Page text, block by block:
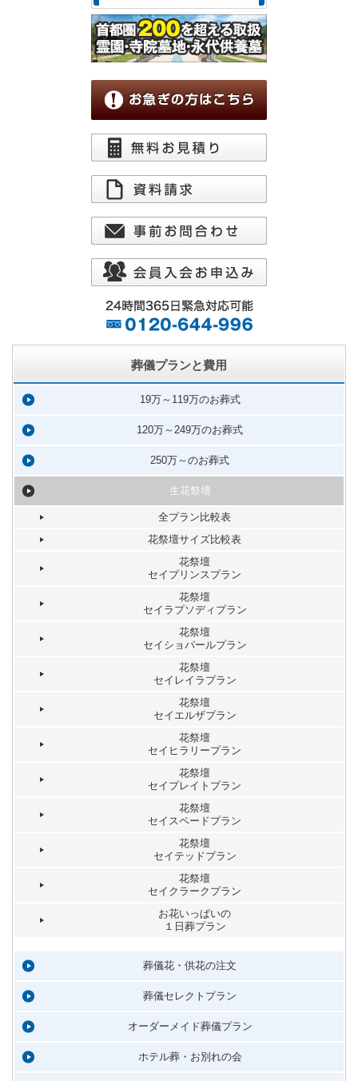
葬儀プランと費用
19万～119万のお葬式
120万～249万のお葬式
250万～のお葬式
生花祭壇
全プラン比較表
花祭壇サイズ比較表
花祭壇
セイプリンスプラン
花祭壇
セイラプソディプラン
花祭壇
セイショパールプラン
花祭壇
セイレイラプラン
花祭壇
セイエルザプラン
花祭壇
セイヒラリープラン
花祭壇
セイプレイトプラン
花祭壇
セイスペードプラン
花祭壇
セイテッドプラン
花祭壇
セイクラークプラン
お花いっぱいの
１日葬プラン
葬儀花・供花の注文
葬儀セレクトプラン
オーダーメイド葬儀プラン
ホテル葬・お別れの会